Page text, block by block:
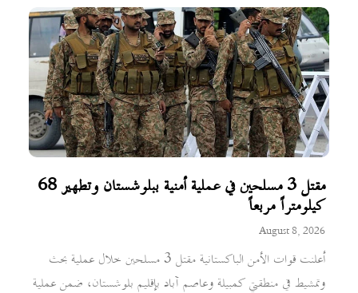
مقتل 3 مسلحين في عملية أمنية ببلوشستان وتطهير 68
كيلومتراً مربعاً
August 8, 2026
أعلنت قوات الأمن الباكستانية مقتل 3 مسلحين خلال عملية بحث
وتمشيط في منطقتي كمبيلة وعاصم آباد بإقليم بلوشستان، ضمن عملية